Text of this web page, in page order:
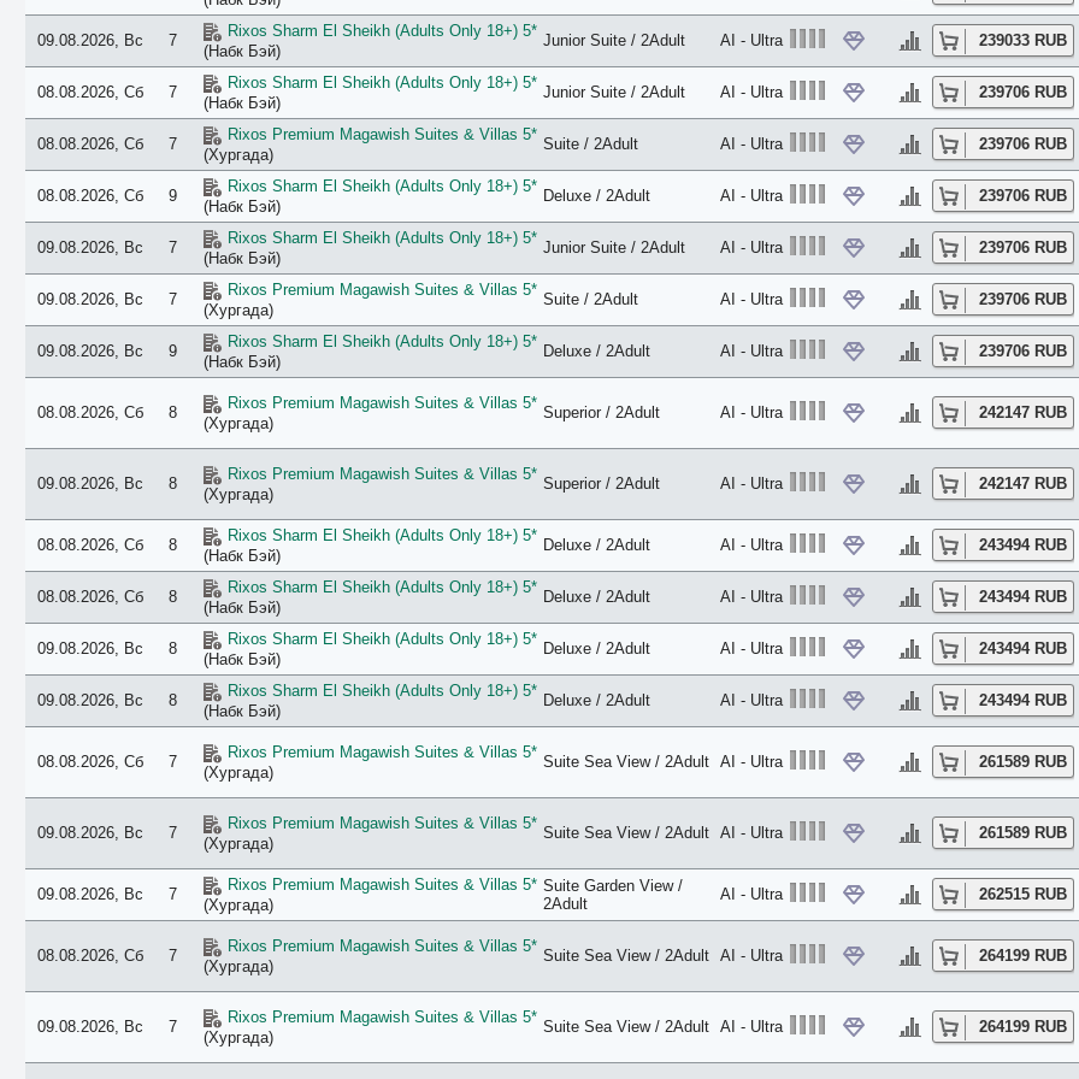
09.08.2026, Вс 7
Rixos Sharm El Sheikh (Adults Only 18+) 5*
(Набк Бэй)
Junior Suite / 2Adult AI - Ultra 239033 RUB
08.08.2026, Сб 7
Rixos Sharm El Sheikh (Adults Only 18+) 5*
(Набк Бэй)
Junior Suite / 2Adult AI - Ultra 239706 RUB
08.08.2026, Сб 7
Rixos Premium Magawish Suites & Villas 5*
(Хургада)
Suite / 2Adult AI - Ultra 239706 RUB
08.08.2026, Сб 9
Rixos Sharm El Sheikh (Adults Only 18+) 5*
(Набк Бэй)
Deluxe / 2Adult AI - Ultra 239706 RUB
09.08.2026, Вс 7
Rixos Sharm El Sheikh (Adults Only 18+) 5*
(Набк Бэй)
Junior Suite / 2Adult AI - Ultra 239706 RUB
09.08.2026, Вс 7
Rixos Premium Magawish Suites & Villas 5*
(Хургада)
Suite / 2Adult AI - Ultra 239706 RUB
09.08.2026, Вс 9
Rixos Sharm El Sheikh (Adults Only 18+) 5*
(Набк Бэй)
Deluxe / 2Adult AI - Ultra 239706 RUB
08.08.2026, Сб 8
Rixos Premium Magawish Suites & Villas 5*
(Хургада)
Superior / 2Adult AI - Ultra 242147 RUB
09.08.2026, Вс 8
Rixos Premium Magawish Suites & Villas 5*
(Хургада)
Superior / 2Adult AI - Ultra 242147 RUB
08.08.2026, Сб 8
Rixos Sharm El Sheikh (Adults Only 18+) 5*
(Набк Бэй)
Deluxe / 2Adult AI - Ultra 243494 RUB
08.08.2026, Сб 8
Rixos Sharm El Sheikh (Adults Only 18+) 5*
(Набк Бэй)
Deluxe / 2Adult AI - Ultra 243494 RUB
09.08.2026, Вс 8
Rixos Sharm El Sheikh (Adults Only 18+) 5*
(Набк Бэй)
Deluxe / 2Adult AI - Ultra 243494 RUB
09.08.2026, Вс 8
Rixos Sharm El Sheikh (Adults Only 18+) 5*
(Набк Бэй)
Deluxe / 2Adult AI - Ultra 243494 RUB
08.08.2026, Сб 7
Rixos Premium Magawish Suites & Villas 5*
(Хургада)
Suite Sea View / 2Adult AI - Ultra 261589 RUB
09.08.2026, Вс 7
Rixos Premium Magawish Suites & Villas 5*
(Хургада)
Suite Sea View / 2Adult AI - Ultra 261589 RUB
09.08.2026, Вс 7
Rixos Premium Magawish Suites & Villas 5*
(Хургада)
Suite Garden View /
2Adult
AI - Ultra 262515 RUB
08.08.2026, Сб 7
Rixos Premium Magawish Suites & Villas 5*
(Хургада)
Suite Sea View / 2Adult AI - Ultra 264199 RUB
09.08.2026, Вс 7
Rixos Premium Magawish Suites & Villas 5*
(Хургада)
Suite Sea View / 2Adult AI - Ultra 264199 RUB